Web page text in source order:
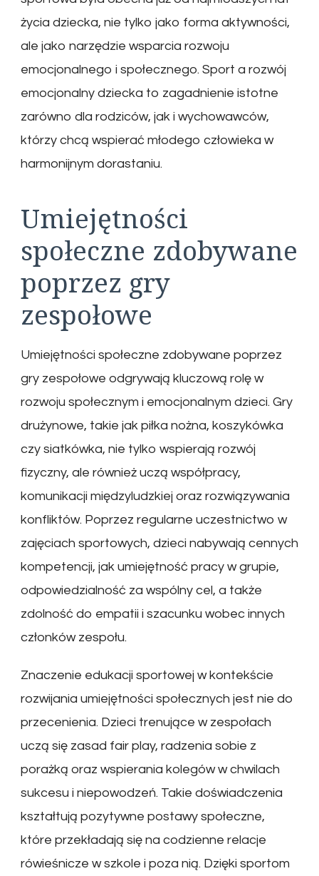
życia dziecka, nie tylko jako forma aktywności,
ale jako narzędzie wsparcia rozwoju
emocjonalnego i społecznego. Sport a rozwój
emocjonalny dziecka to zagadnienie istotne
zarówno dla rodziców, jak i wychowawców,
którzy chcą wspierać młodego człowieka w
harmonijnym dorastaniu.
Umiejętności
społeczne zdobywane
poprzez gry
zespołowe
Umiejętności społeczne zdobywane poprzez
gry zespołowe odgrywają kluczową rolę w
rozwoju społecznym i emocjonalnym dzieci. Gry
drużynowe, takie jak piłka nożna, koszykówka
czy siatkówka, nie tylko wspierają rozwój
fizyczny, ale również uczą współpracy,
komunikacji międzyludzkiej oraz rozwiązywania
konfliktów. Poprzez regularne uczestnictwo w
zajęciach sportowych, dzieci nabywają cennych
kompetencji, jak umiejętność pracy w grupie,
odpowiedzialność za wspólny cel, a także
zdolność do empatii i szacunku wobec innych
członków zespołu.
Znaczenie edukacji sportowej w kontekście
rozwijania umiejętności społecznych jest nie do
przecenienia. Dzieci trenujące w zespołach
uczą się zasad fair play, radzenia sobie z
porażką oraz wspierania kolegów w chwilach
sukcesu i niepowodzeń. Takie doświadczenia
kształtują pozytywne postawy społeczne,
które przekładają się na codzienne relacje
rówieśnicze w szkole i poza nią. Dzięki sportom